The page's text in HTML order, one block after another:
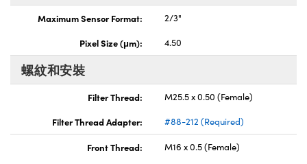
Maximum Sensor Format:
2/3"
Pixel Size (μm):
4.50
螺紋和安裝
Filter Thread:
M25.5 x 0.50 (Female)
Filter Thread Adapter:
#88-212 (Required)
Front Thread: M16 x 0.5 (Female)